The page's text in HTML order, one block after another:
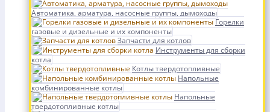
Автоматика, арматура, насосные группы, дымоходы
Горелки
газовые и дизельные и их компоненты
Запчасти для котлов
Инструменты для сборки
котла
Котлы твердотопливные
Напольные
комбинированные котлы
Напольные
твердотопливные котлы